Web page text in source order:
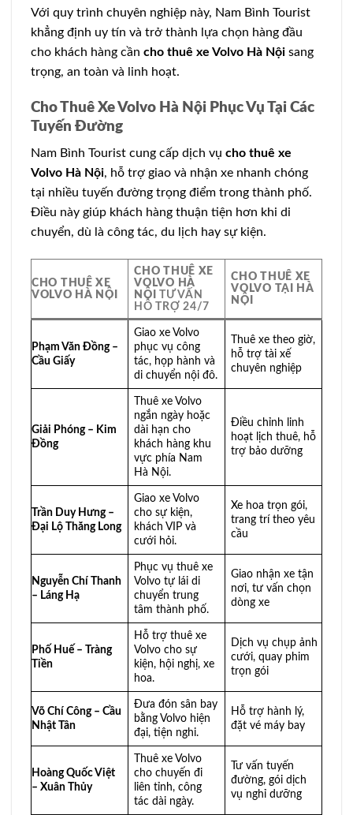
Với quy trình chuyên nghiệp này, Nam Bình Tourist
khẳng định uy tín và trở thành lựa chọn hàng đầu
cho khách hàng cần cho thuê xe Volvo Hà Nội sang
trọng, an toàn và linh hoạt.
Cho Thuê Xe Volvo Hà Nội Phục Vụ Tại Các
Tuyến Đường
Nam Bình Tourist cung cấp dịch vụ cho thuê xe
Volvo Hà Nội, hỗ trợ giao và nhận xe nhanh chóng
tại nhiều tuyến đường trọng điểm trong thành phố.
Điều này giúp khách hàng thuận tiện hơn khi di
chuyển, dù là công tác, du lịch hay sự kiện.
CHO THUÊ XE
VOLVO HÀ NỘI
CHO THUÊ XE
VOLVO HÀ
NỘI TƯ VẤN
HỖ TRỢ 24/7
CHO THUÊ XE
VOLVO TẠI HÀ
NỘI
Phạm Văn Đồng –
Cầu Giấy
Giao xe Volvo
phục vụ công
tác, họp hành và
di chuyển nội đô.
Thuê xe theo giờ,
hỗ trợ tài xế
chuyên nghiệp
Giải Phóng – Kim
Đồng
Thuê xe Volvo
ngắn ngày hoặc
dài hạn cho
khách hàng khu
vực phía Nam
Hà Nội.
Điều chỉnh linh
hoạt lịch thuê, hỗ
trợ bảo dưỡng
Trần Duy Hưng –
Đại Lộ Thăng Long
Giao xe Volvo
cho sự kiện,
khách VIP và
cưới hỏi.
Xe hoa trọn gói,
trang trí theo yêu
cầu
Nguyễn Chí Thanh
– Láng Hạ
Phục vụ thuê xe
Volvo tự lái di
chuyển trung
tâm thành phố.
Giao nhận xe tận
nơi, tư vấn chọn
dòng xe
Phố Huế – Tràng
Tiền
Hỗ trợ thuê xe
Volvo cho sự
kiện, hội nghị, xe
hoa.
Dịch vụ chụp ảnh
cưới, quay phim
trọn gói
Võ Chí Công – Cầu
Nhật Tân
Đưa đón sân bay
bằng Volvo hiện
đại, tiện nghi.
Hỗ trợ hành lý,
đặt vé máy bay
Hoàng Quốc Việt
– Xuân Thủy
Thuê xe Volvo
cho chuyến đi
liên tỉnh, công
tác dài ngày.
Tư vấn tuyến
đường, gói dịch
vụ nghỉ dưỡng